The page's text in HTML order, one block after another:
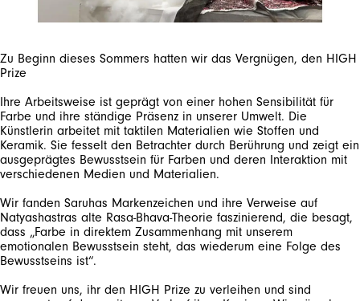
Zu Beginn dieses Sommers hatten wir das Vergnügen, den HIGH
Ihre Arbeitsweise ist geprägt von einer hohen Sensibilität für
Farbe und ihre ständige Präsenz in unserer Umwelt. Die
Künstlerin arbeitet mit taktilen Materialien wie Stoffen und
Keramik. Sie fesselt den Betrachter durch Berührung und zeigt ein
ausgeprägtes Bewusstsein für Farben und deren Interaktion mit
Wir fanden Saruhas Markenzeichen und ihre Verweise auf
Natyashastras alte Rasa-Bhava-Theorie faszinierend, die besagt,
dass „Farbe in direktem Zusammenhang mit unserem
emotionalen Bewusstsein steht, das wiederum eine Folge des
Wir freuen uns, ihr den HIGH Prize zu verleihen und sind